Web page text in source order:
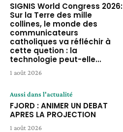
SIGNIS World Congress 2026:
Sur la Terre des mille
collines, le monde des
communicateurs
catholiques va réfléchir à
cette quetion : la
technologie peut-elle...
1 août 2026
Aussi dans l'actualité
FJORD : ANIMER UN DEBAT
APRES LA PROJECTION
1 août 2026